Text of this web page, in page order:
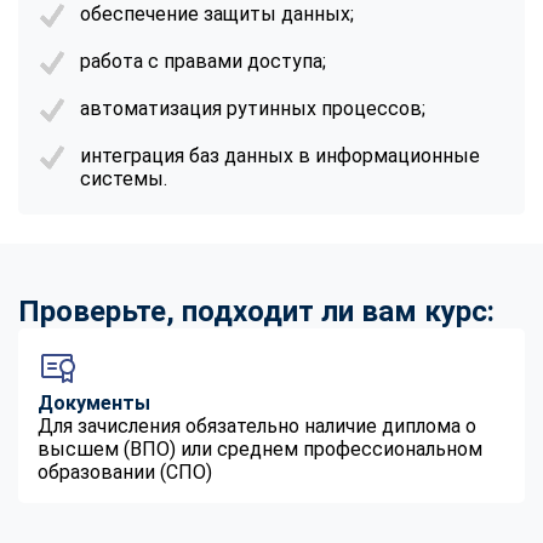
обеспечение защиты данных;
работа с правами доступа;
автоматизация рутинных процессов;
интеграция баз данных в информационные
системы.
Проверьте, подходит ли вам курс:
Документы
Для зачисления обязательно наличие диплома о
высшем (ВПО) или среднем профессиональном
образовании (СПО)
ChatApp
online